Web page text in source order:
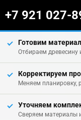
+7 921 027-
Готовим
Отбираем древесину
Корректируем
Меняем планировку,
Уточняем
Сверяем материалы